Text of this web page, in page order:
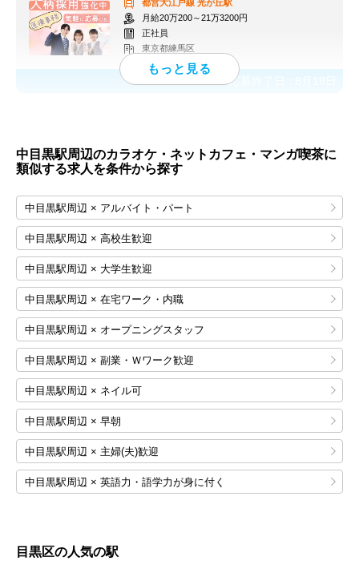
都営大江戸線 光が丘駅
月給20万200～21万3200円
正社員
東京都練馬区
応募終了日：
中目黒駅周辺のカラオケ・ネットカフェ・マンガ喫茶に
類似する求人を条件から探す
中目黒駅周辺 × アルバイト・パート
中目黒駅周辺 × 高校生歓迎
中目黒駅周辺 × 大学生歓迎
中目黒駅周辺 × 在宅ワーク・内職
中目黒駅周辺 × オープニングスタッフ
中目黒駅周辺 × 副業・Ｗワーク歓迎
中目黒駅周辺 × ネイル可
中目黒駅周辺 × 早朝
中目黒駅周辺 × 主婦(夫)歓迎
中目黒駅周辺 × 英語力・語学力が身に付く
目黒区の人気の駅